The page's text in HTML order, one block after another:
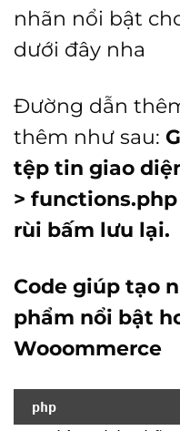
nhãn nổi bật
dưới đây nha
Đường dẫn
thêm như sau:
tệp tin giao
>
rùi bấm lưu lại.
Code giúp tạo
phẩm nổi bật
Wooommerce
php